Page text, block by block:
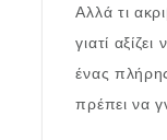
Αλλά τι
γιατί
ένας
πρέπει να